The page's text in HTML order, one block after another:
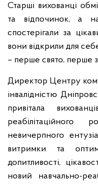
Старші вихованці
та відпочинок, а
спостерігали за
вони відкрили для
– перше свято, перше
Директор Центру
інвалідністю
привітала
реабілітаційного
невичерпного
витримки та
допитливості,
новий навчально-